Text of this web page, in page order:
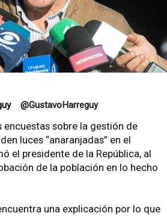
@GustavoHarreguy
encuestas sobre la gestión de
luces “anaranjadas” en el
el presidente de la República, al
de la población en lo hecho
una explicación por lo que